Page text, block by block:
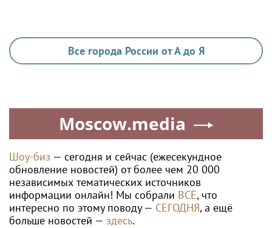
Все города России от А до Я
Moscow.media
Шоу-биз — сегодня и сейчас (ежесекундное
обновление новостей) от более чем 20 000
независимых тематических источников
информации онлайн! Мы собрали ВСЁ, что
интересно по этому поводу — СЕГОДНЯ, а ещё
больше новостей — здесь.